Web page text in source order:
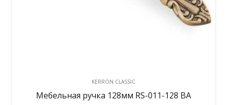
KERRON CLASSIC
Мебельная ручка 128мм RS-011-128 BA